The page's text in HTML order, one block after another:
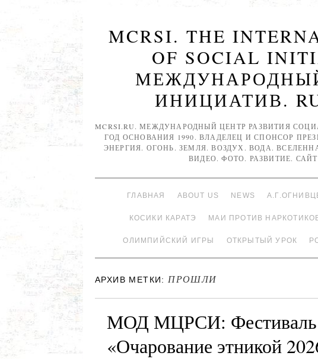
MCRSI. THE
OF SOCIAL
ИНИЦИАТИВ.
MCRSI.RU. МЕЖДУНАРОДНЫЙ ЦЕНТР РАЗВИТИЯ
ГОД ОСНОВАНИЯ 1990. ВЛАДЕЛЕЦ И СПОНСОР
ЭНЕРГИЯ. ОГОНЬ. ЗЕМЛЯ. ВОЗДУХ. ВОДА.
ВИДЕО. ФОТО. РАЗВИТИЕ. САЙТ
ГЛАВНАЯ ABOUT US NEWS
КОСИКИ КАРАТЭ МАИ ПРОТИВ
ОЛИМПИЙСКИЙ ИГРЫ ОТКРЫТЫЙ УРОК
АРХИВ МЕТКИ: ПРОШЛИ
МОД МЦРСИ: Фестиваль
«Очарование этникой